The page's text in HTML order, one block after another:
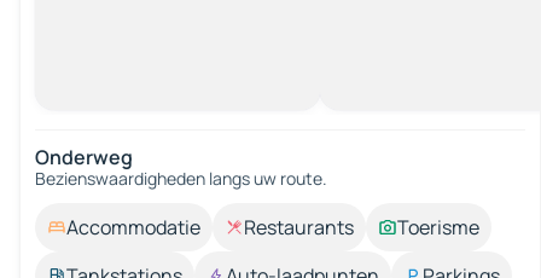
Onderweg
Bezienswaardigheden langs uw route.
Accommodatie Restaurants
Toerisme